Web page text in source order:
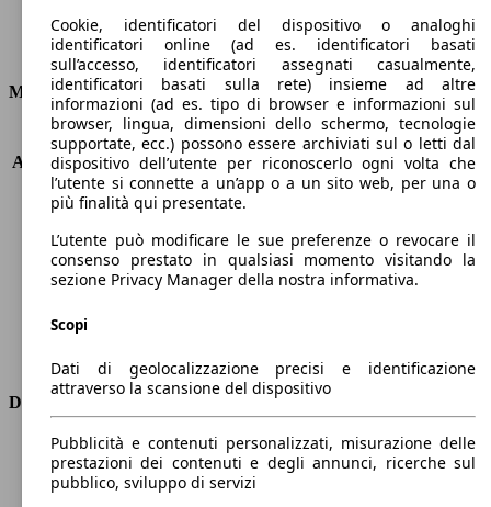
Consumi
Motore e Prestazioni
KW (PS)
210 kW (286 PS)
Accelerazione (0-100 km/h)
7.4s
Velocità massima (km/h)
199 km/h
Numero di marce
9
Coppia
600 nm
Cilindrata
2925 ccm
Carburante
Diesel
Trasmissione
Dimensioni
Lunghezza
4820 mm
Altezza
1970 mm
Larghezza
Cookie, identificatori del dispositivo o analoghi
identificatori online (ad es. identificatori basati
sull’accesso, identificatori assegnati casualmente,
identificatori basati sulla rete) insieme ad altre
informazioni (ad es. tipo di browser e informazioni sul
browser, lingua, dimensioni dello schermo, tecnologie
supportate, ecc.) possono essere archiviati sul o letti dal
dispositivo dell’utente per riconoscerlo ogni volta che
l’utente si connette a un’app o a un sito web, per una o
più finalità qui presentate.
L’utente può modificare le sue preferenze o revocare il
consenso prestato in qualsiasi momento visitando la
sezione Privacy Manager della nostra informativa.
Scopi
Dati di geolocalizzazione precisi e identificazione
attraverso la scansione del dispositivo
Pubblicità e contenuti personalizzati, misurazione delle
prestazioni dei contenuti e degli annunci, ricerche sul
pubblico, sviluppo di servizi